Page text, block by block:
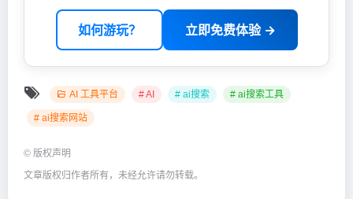
如何游玩？ 立即免费体验 →
AI 工具平台 # AI # ai搜索 # ai搜索工具
# ai搜索网站
© 版权声明
文章版权归作者所有，未经允许请勿转载。